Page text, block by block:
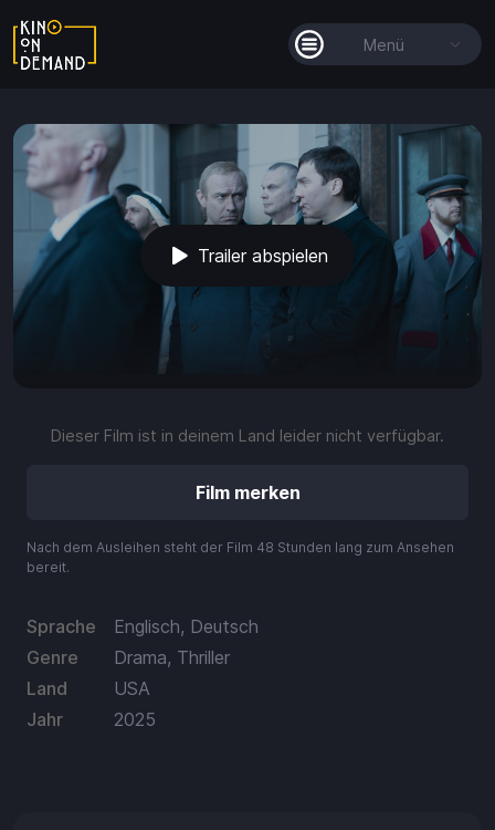
Menü
Alle Filme
Filmkollektionen
So funktioniert's
Guthaben
Aufladen
Trailer abspielen
Dieser Film ist in deinem Land leider nicht verfügbar.
Nach dem Ausleihen steht der Film 48 Stunden lang zum Ansehen
bereit.
Sprache
Englisch, Deutsch
Genre
Drama, Thriller
Land
USA
Jahr
2025